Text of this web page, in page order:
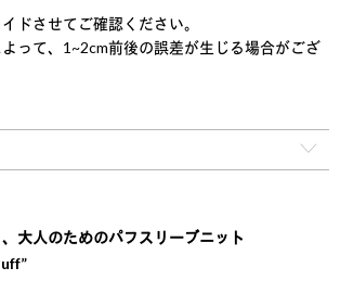
ドさせてご確認ください。
よって、1~2cm前後の誤差が生じる場合がござ
大人のためのパフスリーブニット